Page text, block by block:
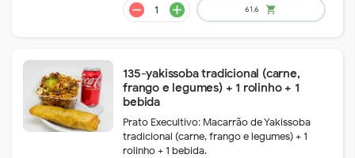
remove add
135-yakissoba tradicional (carne,
frango e legumes) + 1 rolinho + 1
bebida
Prato Execultivo: Macarrão de Yakissoba
tradicional (carne, frango e legumes) + 1
rolinho + 1 bebida.